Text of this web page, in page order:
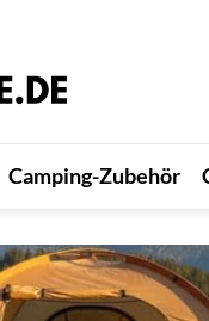
Camping-Zubehör